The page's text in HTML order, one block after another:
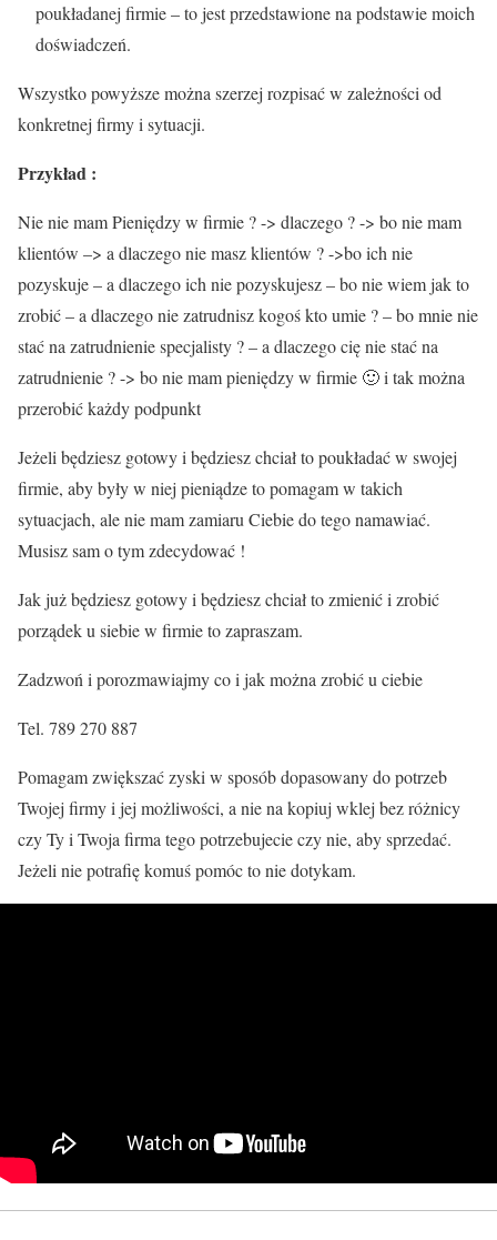
poukładanej firmie – to jest przedstawione na podstawie moich
doświadczeń.
Wszystko powyższe można szerzej rozpisać w zależności od
konkretnej firmy i sytuacji.
Przykład :
Nie nie mam Pieniędzy w firmie ? -> dlaczego ? -> bo nie mam
klientów –> a dlaczego nie masz klientów ? ->bo ich nie
pozyskuje – a dlaczego ich nie pozyskujesz – bo nie wiem jak to
zrobić – a dlaczego nie zatrudnisz kogoś kto umie ? – bo mnie nie
stać na zatrudnienie specjalisty ? – a dlaczego cię nie stać na
zatrudnienie ? -> bo nie mam pieniędzy w firmie 🙂 i tak można
przerobić każdy podpunkt
Jeżeli będziesz gotowy i będziesz chciał to poukładać w swojej
firmie, aby były w niej pieniądze to pomagam w takich
sytuacjach, ale nie mam zamiaru Ciebie do tego namawiać.
Musisz sam o tym zdecydować !
Jak już będziesz gotowy i będziesz chciał to zmienić i zrobić
porządek u siebie w firmie to zapraszam.
Zadzwoń i porozmawiajmy co i jak można zrobić u ciebie
Tel. 789 270 887
Pomagam zwiększać zyski w sposób dopasowany do potrzeb
Twojej firmy i jej możliwości, a nie na kopiuj wklej bez różnicy
czy Ty i Twoja firma tego potrzebujecie czy nie, aby sprzedać.
Jeżeli nie potrafię komuś pomóc to nie dotykam.